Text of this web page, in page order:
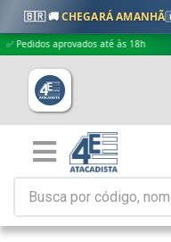
🇧🇷 🚚CHEGARÁ AMANHÃ
aprovados até às 18h